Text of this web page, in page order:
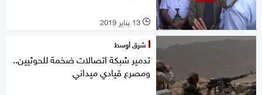
l 13 يناير 2019
شرق أوسط
تدمير شبكة اتصالات ضخمة للحوثيين..
ومصرع قيادي ميداني